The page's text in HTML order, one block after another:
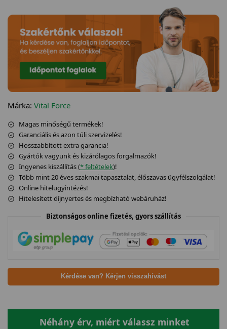
Márka: Vital Force
Magas minőségű termékek!
Garanciális és azon túli szervizelés!
Hosszabbított extra garancia!
Gyártók vagyunk és kizárólagos forgalmazók!
Ingyenes kiszállítás (* feltételek)!
Több mint 20 éves szakmai tapasztalat, élőszavas ügyfélszolgálat!
Online hitelügyintézés!
Hitelesített díjnyertes és megbízható webáruház!
Biztonságos online fizetés, gyors szállítás
Kérdése van? Kérjen visszahívást
Néhány érv, miért válassz minket